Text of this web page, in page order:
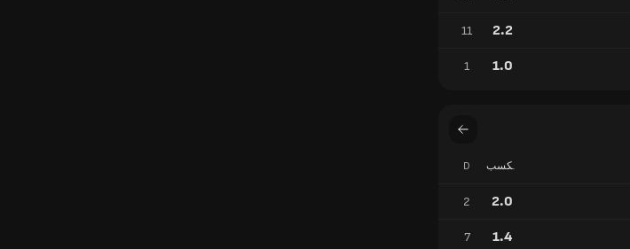
2.2
11
1.0
1
مكسب
D
2.0
2
1.4
7